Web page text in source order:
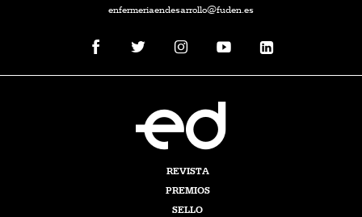
enfermeriaendesarrollo@fuden.es
REVISTA
PREMIOS
SELLO